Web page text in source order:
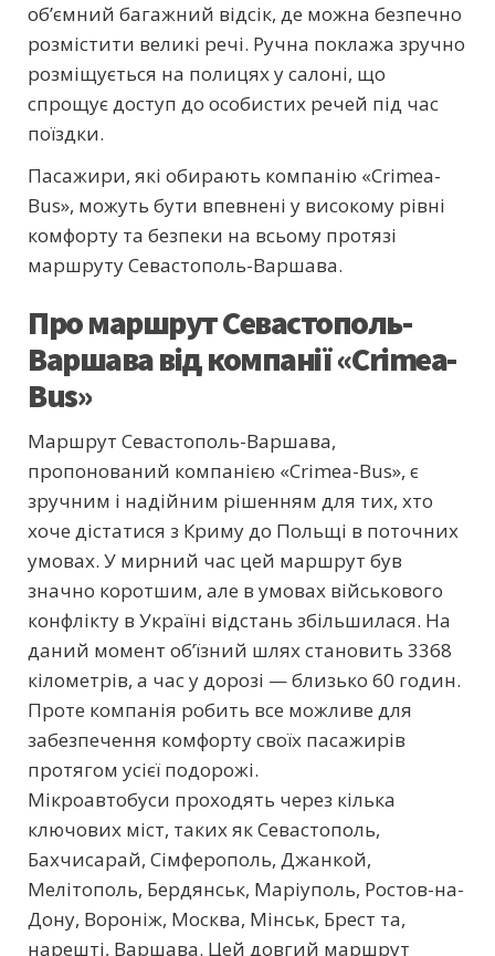
об’ємний багажний відсік, де можна безпечно
розмістити великі речі. Ручна поклажа зручно
розміщується на полицях у салоні, що
спрощує доступ до особистих речей під час
поїздки.
Пасажири, які обирають компанію «Crimea-
Bus», можуть бути впевнені у високому рівні
комфорту та безпеки на всьому протязі
маршруту Севастополь-Варшава.
Про маршрут Севастополь-
Варшава від компанії «Crimea-
Bus»
Маршрут Севастополь-Варшава,
пропонований компанією «Crimea-Bus», є
зручним і надійним рішенням для тих, хто
хоче дістатися з Криму до Польщі в поточних
умовах. У мирний час цей маршрут був
значно коротшим, але в умовах військового
конфлікту в Україні відстань збільшилася. На
даний момент об’їзний шлях становить 3368
кілометрів, а час у дорозі — близько 60 годин.
Проте компанія робить все можливе для
забезпечення комфорту своїх пасажирів
протягом усієї подорожі.
Мікроавтобуси проходять через кілька
ключових міст, таких як Севастополь,
Бахчисарай, Сімферополь, Джанкой,
Мелітополь, Бердянськ, Маріуполь, Ростов-на-
Дону, Вороніж, Москва, Мінськ, Брест та,
нарешті, Варшава. Цей довгий маршрут